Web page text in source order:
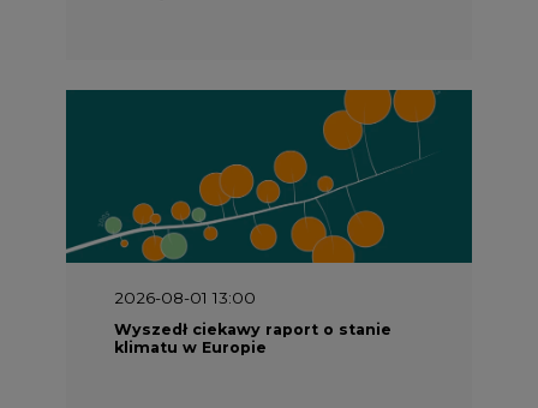
2026-08-01 13:00
Wyszedł ciekawy raport o stanie
klimatu w Europie